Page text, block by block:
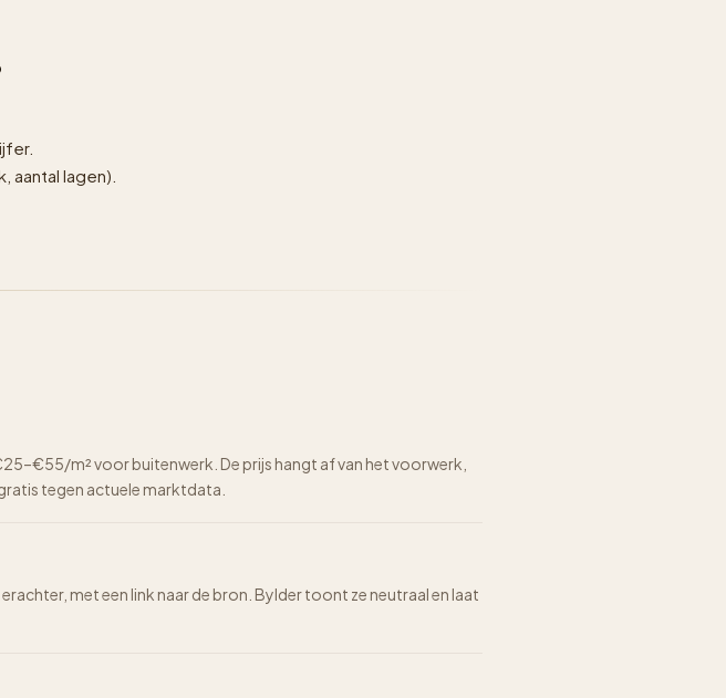
lagen).
m² voor buitenwerk. De prijs hangt af van het voorwerk,
tegen actuele marktdata.
met een link naar de bron. Bylder toont ze neutraal en laat